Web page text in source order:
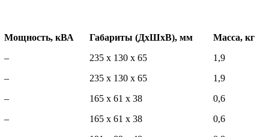
Мощность, кВА Габариты (ДхШхВ), мм
Масса, кг
–
235 х 130 х 65
1,9
–
235 х 130 х 65
1,9
–
165 x 61 x 38
0,6
–
165 x 61 x 38
0,6